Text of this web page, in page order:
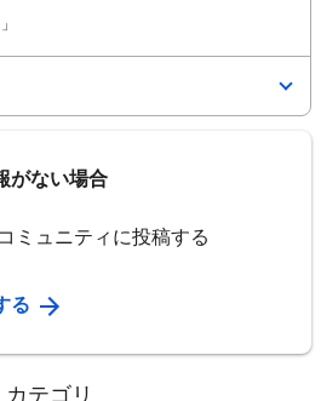
がない場合
ミュニティに投稿する
る
カテゴリ